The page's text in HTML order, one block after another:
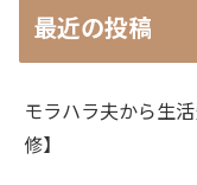
最近の投稿
モラハラ夫から生
修】